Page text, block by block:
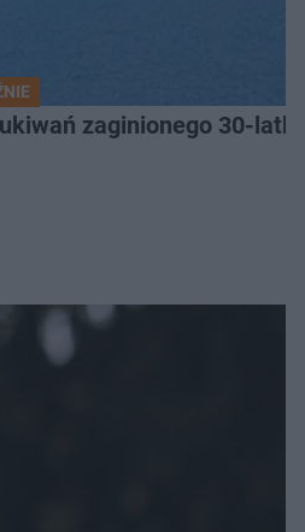
zaginionego 30-